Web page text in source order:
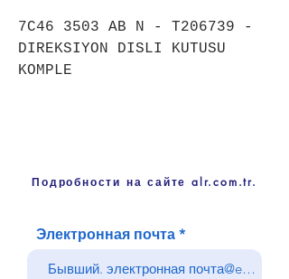
7C46 3503 AB N - T206739 -
DIREKSIYON DISLI KUTUSU
KOMPLE
Подробности на сайте alr.com.tr.
Электронная почта